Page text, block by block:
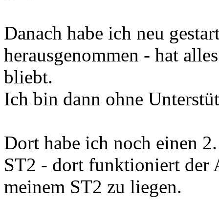
Danach habe ich neu
herausgenommen - hat
bliebt.
Ich bin dann ohne
Dort habe ich noch einen
ST2 - dort funktioniert der
meinem ST2 zu liegen.